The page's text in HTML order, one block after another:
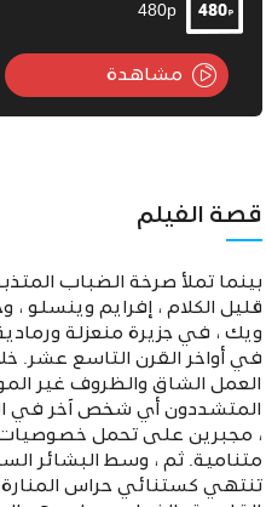
480p
مشاهدة
قصة الفيلم
بينما تملأ صرخة الضباب
قليل الكلام ، إفرايم وينسلو
ويك ، في جزيرة منعزلة
في أواخر القرن التاسع عشر.
العمل الشاق والظروف غير
المتشددون أي شخص آخر في
، مجبرين على تحمل خصوصيات
متنامية. ثم ، وسط البشائر
تنتهي كستنائي حراس المنارة